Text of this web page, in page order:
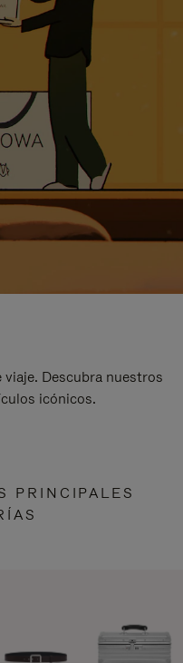
Descubra nuestros
icónicos.
PRINCIPALES